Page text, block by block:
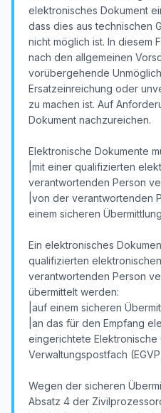
elektronisches Dokument
dass dies aus technischen
nicht möglich ist. In diesem
nach den allgemeinen
vorübergehende
Ersatzeinreichung oder
zu machen ist. Auf
Dokument nachzureichen.
Elektronische Dokumente
|mit einer qualifizierten
verantwortenden Person
|von der verantwortenden
einem sicheren
Ein elektronisches
qualifizierten
verantwortenden Person
übermittelt werden:
|auf einem sicheren
|an das für den Empfang
eingerichtete Elektronische
Verwaltungspostfach
Wegen der sicheren
Absatz 4 der